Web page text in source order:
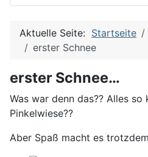
Aktuelle Seite: Startseite
erster Schnee
erster Schnee…
Was war denn das?? Alles
Pinkelwiese??
Aber Spaß macht es